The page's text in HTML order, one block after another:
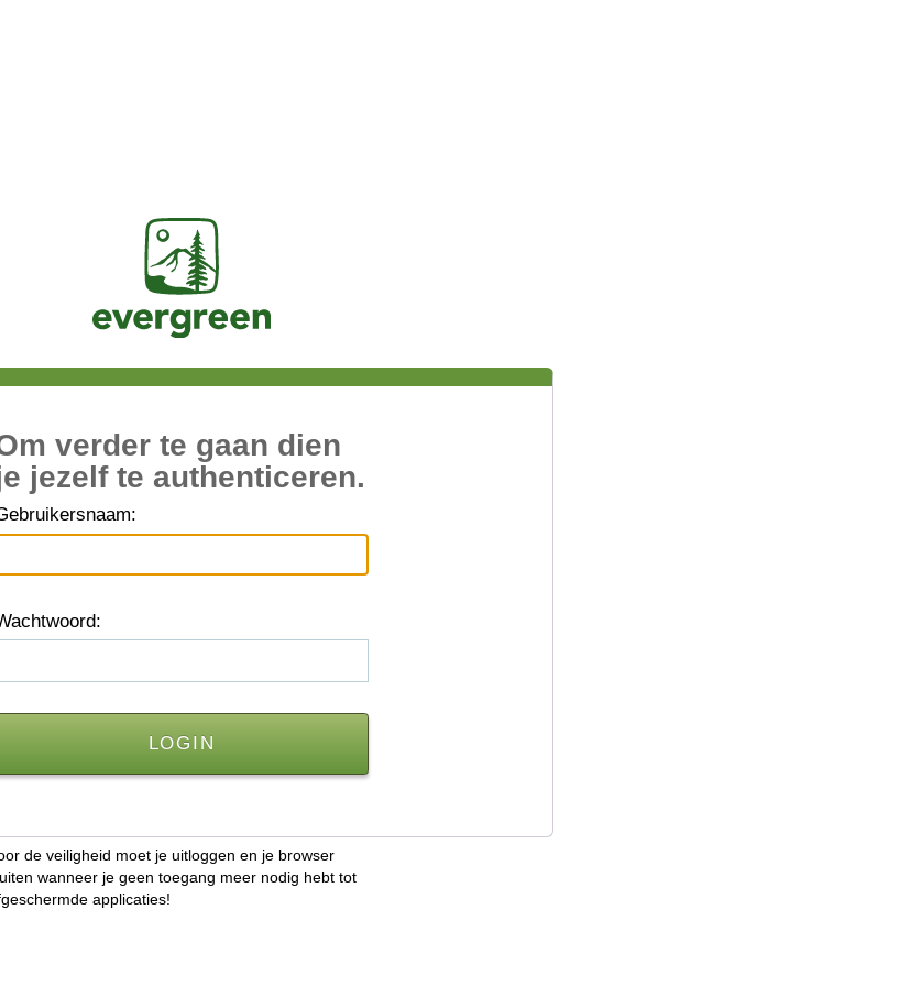
Jasig
verder te gaan dien
jezelf te authenticeren.
ebruikersnaam:
achtwoord:
de veiligheid moet je uitloggen en je browser
wanneer je geen toegang meer nodig hebt tot
applicaties!